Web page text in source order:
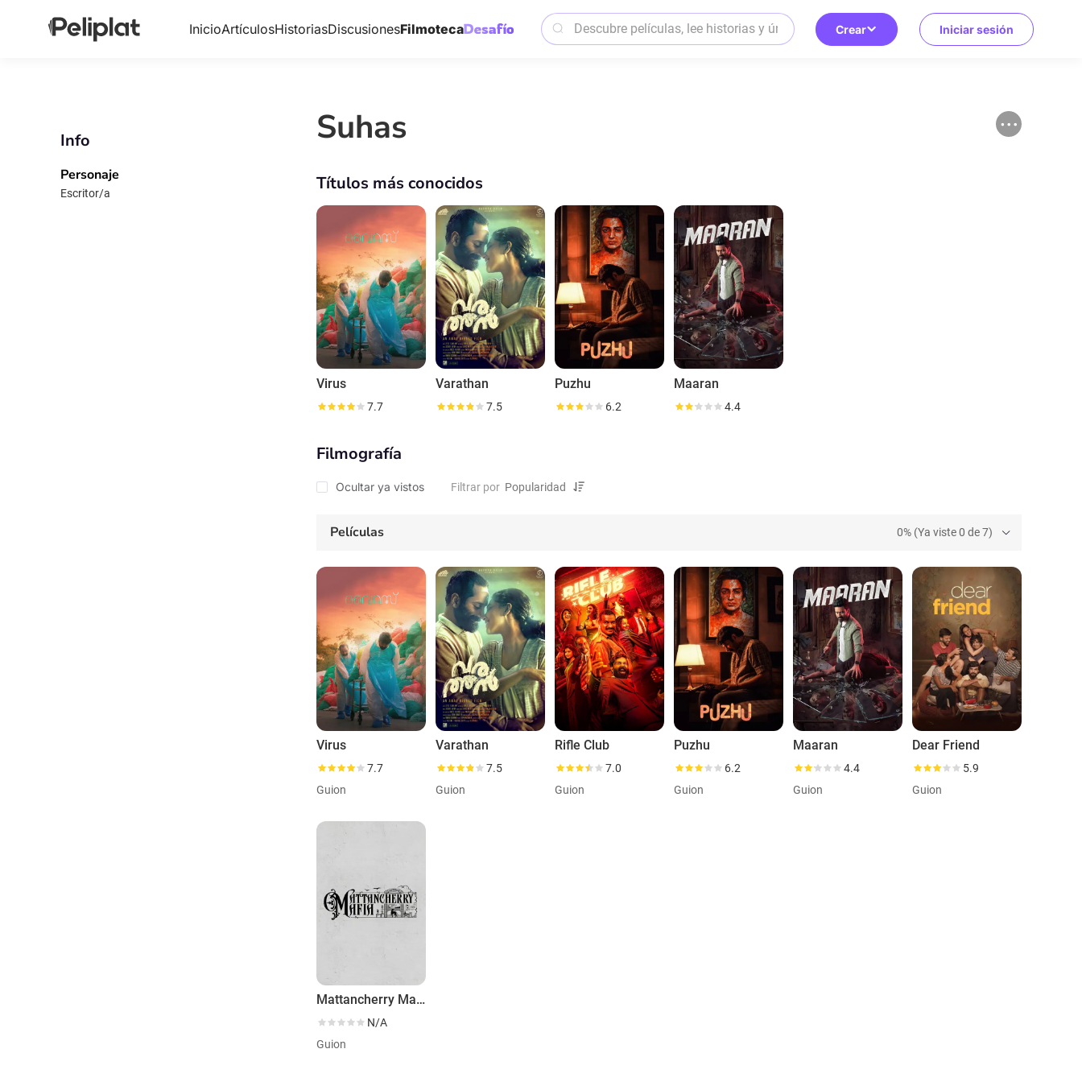
InicioArtículosHistoriasDiscusionesFilmoteca Crear Iniciar sesión
Info
Personaje
Escritor/a
Suhas
Títulos más conocidos
Virus
7.7
Varathan
7.5
Puzhu
6.2
Maaran
4.4
Filmografía
Ocultar ya vistos Filtrar por
Películas 0% (Ya viste 0 de 7)
Virus
7.7
Guion
Varathan
7.5
Guion
Rifle Club
7.0
Guion
Puzhu
6.2
Guion
Maaran
4.4
Guion
Dear Friend
5.9
Guion
Mattancherry Mafia
N/A
Guion